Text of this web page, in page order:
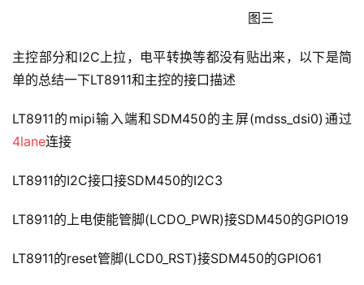
图三
主控部分和I2C上拉，电平转换等都没有贴出来，以下是简
单的总结一下LT8911和主控的接口描述
LT8911的mipi输入端和SDM450的主屏(mdss_dsi0)通过
4lane连接
LT8911的I2C接口接SDM450的I2C3
LT8911的上电使能管脚(LCDO_PWR)接SDM450的GPIO19
LT8911的reset管脚(LCD0_RST)接SDM450的GPIO61